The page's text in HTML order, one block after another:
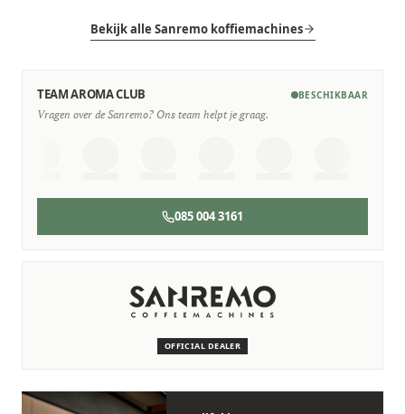
Bekijk alle Sanremo koffiemachines
TEAM AROMA CLUB BESCHIKBAAR
Vragen over de Sanremo? Ons team helpt je graag.
085 004 3161
OFFICIAL DEALER
Wij staan voor je klaar
Deskundige monteurs die verstand hebben van Sanremo
Persoonlijk, snel en zonder gedoe.